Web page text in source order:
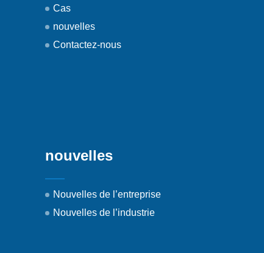
Cas
nouvelles
Contactez-nous
nouvelles
Nouvelles de l’entreprise
Nouvelles de l’industrie